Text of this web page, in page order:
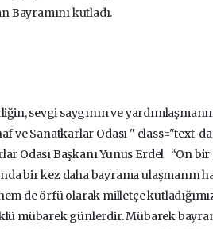
Bayramını kutladı.
sevgi saygının ve
ve Sanatkarlar Odası "
Odası Başkanı Yunus Erdel “On
bir kez daha bayrama ulaşmanın
de örfü olarak milletçe
mübarek günlerdir. Mübarek